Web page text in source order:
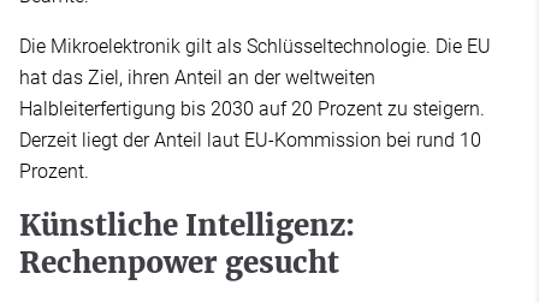
Die Mikroelektronik gilt als Schlüsseltechnologie. Die EU
hat das Ziel, ihren Anteil an der weltweiten
Halbleiterfertigung bis 2030 auf 20 Prozent zu steigern.
Derzeit liegt der Anteil laut EU-Kommission bei rund 10
Prozent.
Künstliche Intelligenz:
Rechenpower gesucht